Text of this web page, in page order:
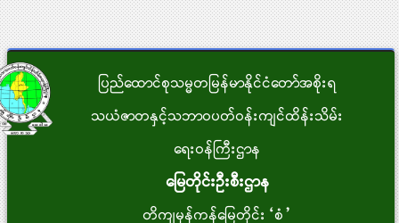
ပြည်ထောင်စုသမ္မတမြန်မာနိုင်ငံတော်အစိုးရ
သယံဇာတနှင့်သဘာဝပတ်ဝန်းကျင်ထိန်းသိမ်း
ရေးဝန်ကြီးဌာန
မြေတိုင်းဦးစီးဌာန
တိကျမှန်ကန်မြေတိုင်း“စံ”